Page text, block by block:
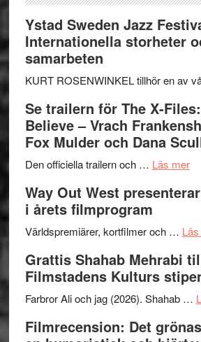
Ystad Sweden Jazz
Internationella storheter
samarbeten
KURT ROSENWINKEL tillhör en av
Se trailern för The X-
Believe – Vrach
Fox Mulder och Dana
Den officiella trailern och … Läs merom
I
Way Out West
i årets filmprogram
Världspremiärer, kortfilmer och …
Grattis Shahab Mehrabi
Filmstadens Kulturs
Farbror Ali och jag (2026). Shahab …
Filmrecension: Det